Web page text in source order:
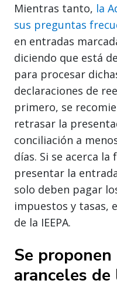
Mientras tanto, la
sus preguntas
en entradas
diciendo que está
para procesar
declaraciones de
primero, se
retrasar la
conciliación a
días. Si se acerca
presentar la
solo deben pagar
impuestos y tasas,
de la IEEPA.
Se proponen
aranceles